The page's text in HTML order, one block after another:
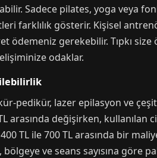
Sadece pilates, yoga veya
farklılık gösterir. Kişisel
ödemeniz gerekebilir. Tıpkı
odaklar.
pedikür, lazer epilasyon ve
arasında değişirken,
TL ile 700 TL arasında bir
ve seans sayısına göre